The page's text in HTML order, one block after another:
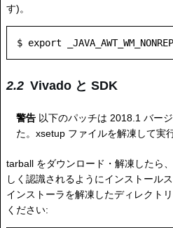
す)。
Vivado と SDK
警告 以下のパッチは 2018.1 バー
た。xsetup ファイルを解凍して実
tarball をダウンロード・解凍したら
しく認識されるようにインストール
インストーラを解凍したディレクト
ください: